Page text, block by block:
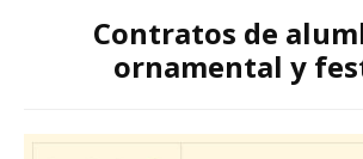
Contratos de
ornamental y